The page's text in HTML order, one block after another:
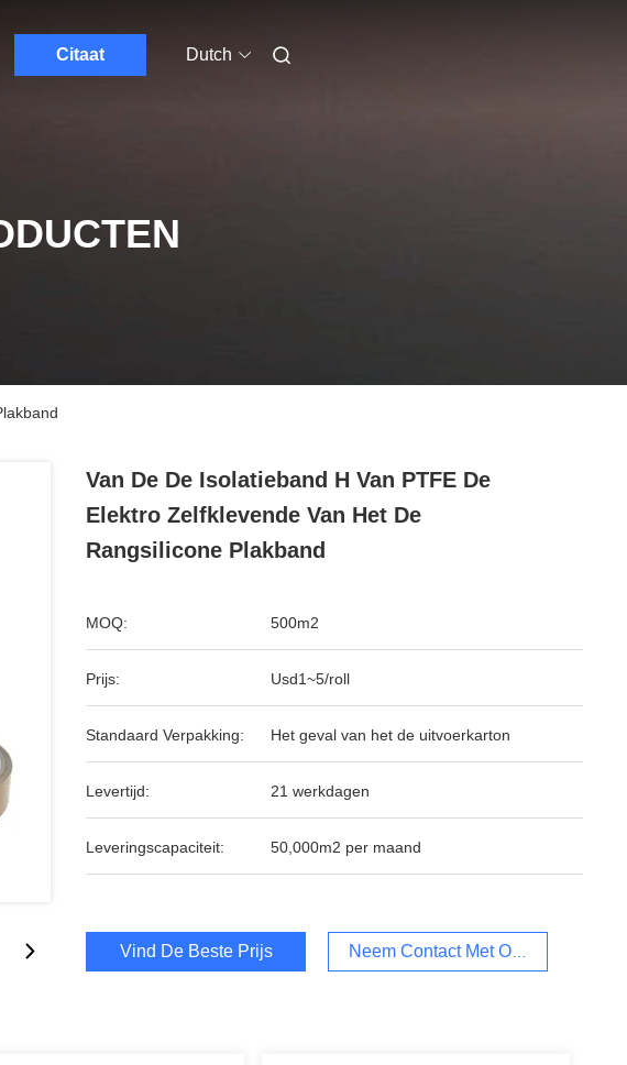
Citaat Dutch
Van De De Isolatieband H Van PTFE De
Elektro Zelfklevende Van Het De
Rangsilicone Plakband
MOQ: 500m2
Prijs: Usd1~5/roll
Standaard Verpakking: Het geval van het de uitvoerkarton
Levertijd: 21 werkdagen
Leveringscapaciteit: 50,000m2 per maand
Vind De Beste Prijs Neem Contact Met Ons Op